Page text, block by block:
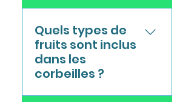
Quels types de
fruits sont inclus
dans les
corbeilles ?